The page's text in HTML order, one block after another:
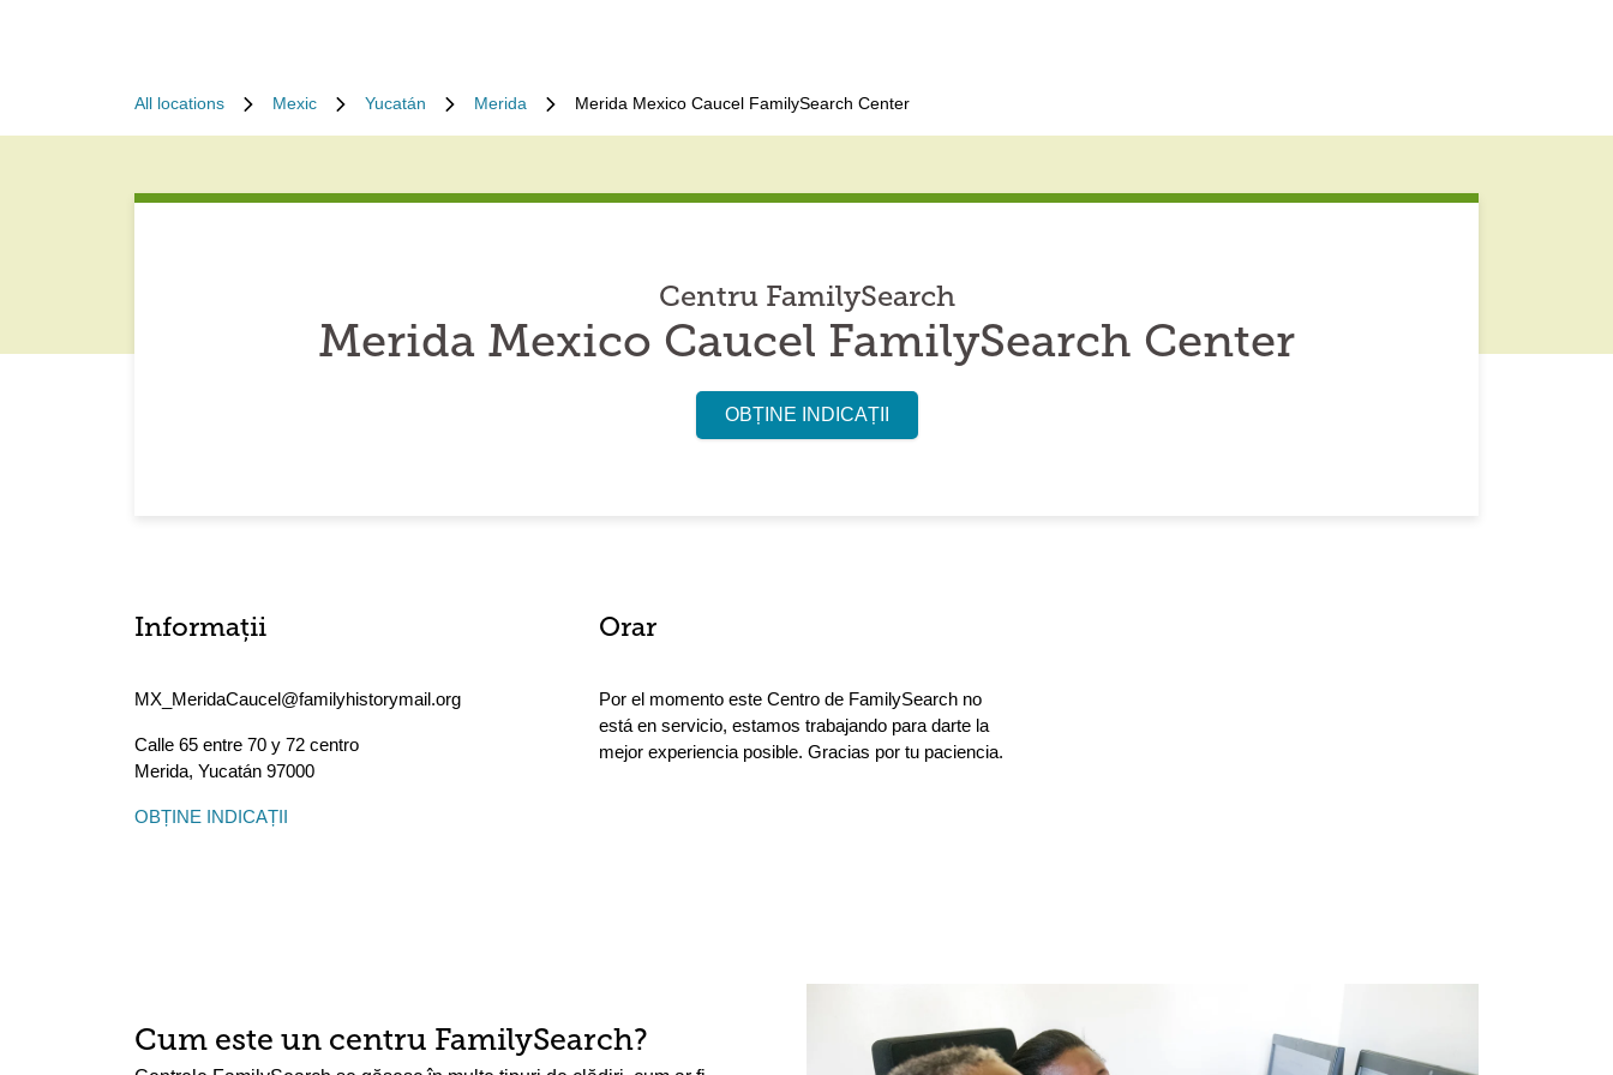
All locations Mexic Yucatán Merida Merida Mexico Caucel FamilySearch Center
Centru FamilySearch
Merida Mexico Caucel FamilySearch Center
OBȚINE INDICAȚII
Informații
MX_MeridaCaucel@familyhistorymail.org
Calle 65 entre 70 y 72 centro
Merida, Yucatán 97000
OBȚINE INDICAȚII
Orar
Por el momento este Centro de FamilySearch no
está en servicio, estamos trabajando para darte la
mejor experiencia posible. Gracias por tu paciencia.
Cum este un centru FamilySearch?